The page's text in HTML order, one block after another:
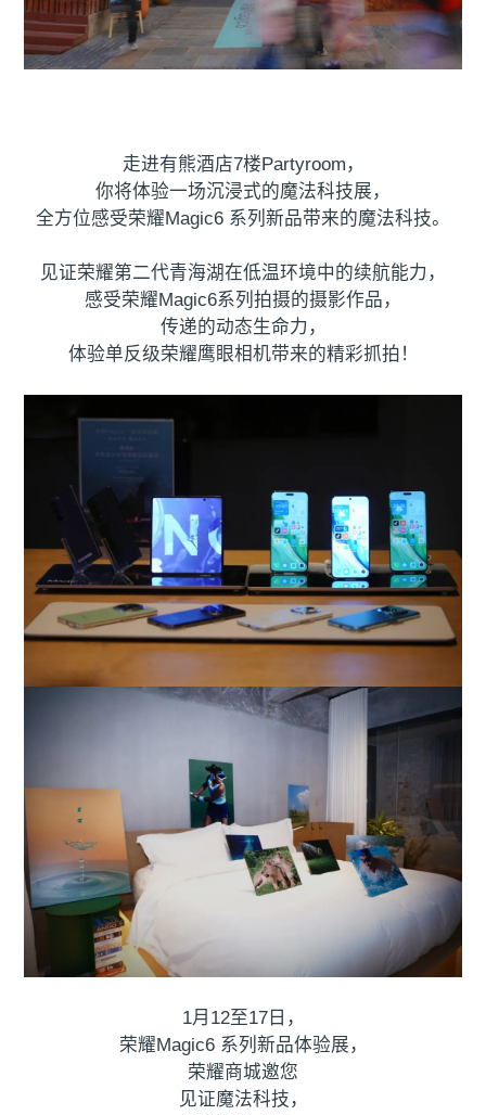
走进有熊酒店7楼Partyroom，
你将体验一场沉浸式的魔法科技展，
全方位感受荣耀Magic6 系列新品带来的魔法科技。
见证荣耀第二代青海湖在低温环境中的续航能力，
感受荣耀Magic6系列拍摄的摄影作品，
传递的动态生命力，
体验单反级荣耀鹰眼相机带来的精彩抓拍！
1月12至17日，
荣耀Magic6 系列新品体验展，
荣耀商城邀您
见证魔法科技，